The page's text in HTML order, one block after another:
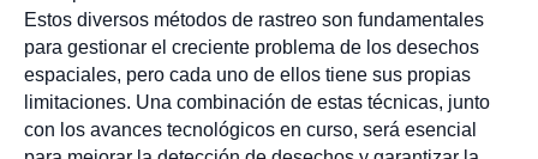
Estos diversos métodos de rastreo son fundamentales
para gestionar el creciente problema de los desechos
espaciales, pero cada uno de ellos tiene sus propias
limitaciones. Una combinación de estas técnicas, junto
con los avances tecnológicos en curso, será esencial